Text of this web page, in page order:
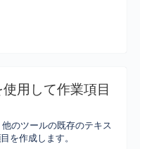
用して作業項目
のツールの既存のテキス
を作成します。